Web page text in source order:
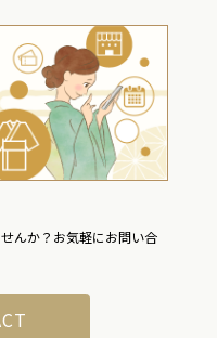
んか？お気軽にお問い合